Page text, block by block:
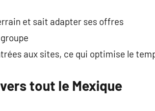
et sait adapter ses offres
aux sites, ce qui optimise le
tout le Mexique